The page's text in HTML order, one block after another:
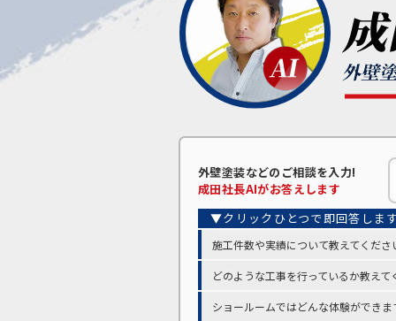
外壁塗装などの ご相談を入力!
成田社長AIがお答えします
施工件数や実績について教えてくださ
どのような工事を行っているか教えて
ショールームではどんな体験ができま